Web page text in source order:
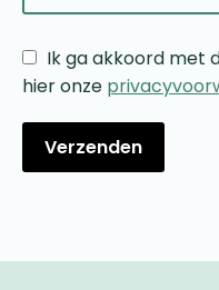
Ik ga akkoord met
hier onze